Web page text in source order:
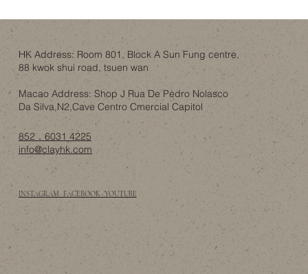
HK Address: Room 801, Block A Sun Fung centre,
88 kwok shui road, tsuen wan
Macao Address: Shop J Rua De Pedro Nolasco
Da Silva,N2,Cave Centro Cmercial Capitol
852．6031 4225
info@clayhk.com
INSTAGRAM · FACEBOOK · YOUTUBE